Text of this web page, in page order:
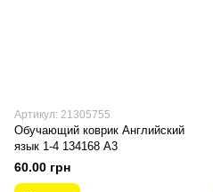
Артикул: 21305755
Обучающий коврик Английский
язык 1-4 134168 А3
60.00 грн